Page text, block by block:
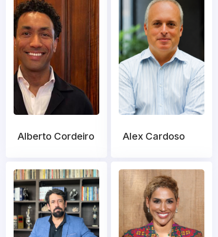
Alberto Cordeiro Alex Cardoso